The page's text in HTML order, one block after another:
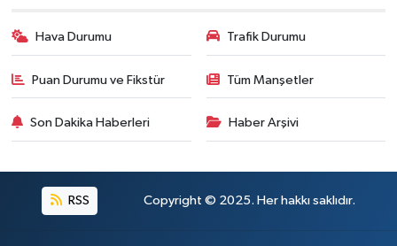
Hava Durumu Trafik Durumu
Puan Durumu ve Fikstür Tüm Manşetler
Son Dakika Haberleri Haber Arşivi
RSS Copyright © 2025. Her hakkı saklıdır.